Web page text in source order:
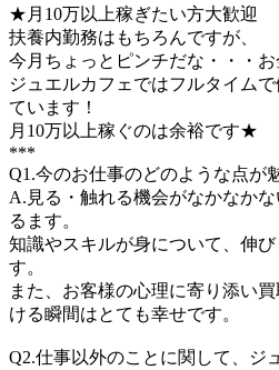
★月10万以上稼ぎたい方大歓迎
扶養内勤務はもちろんですが、
今月ちょっとピンチだな・・・
ジュエルカフェではフルタイム
ています！
月10万以上稼ぐのは余裕です★
***
Q1.今のお仕事のどのような点が
A.見る・触れる機会がなかなか
るます。
知識やスキルが身について、伸
す。
また、お客様の心理に寄り添い
ける瞬間はとても幸せです。
Q2.仕事以外のことに関して、ジ